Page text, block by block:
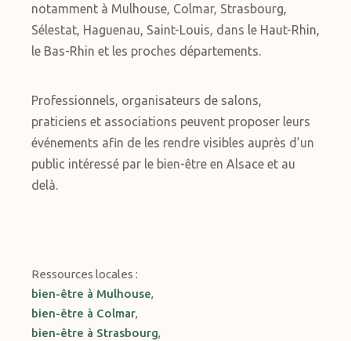
notamment à Mulhouse, Colmar, Strasbourg,
Sélestat, Haguenau, Saint-Louis, dans le Haut-Rhin,
le Bas-Rhin et les proches départements.
Professionnels, organisateurs de salons,
praticiens et associations peuvent proposer leurs
événements afin de les rendre visibles auprès d’un
public intéressé par le bien-être en Alsace et au
delà.
Ressources locales :
bien-être à Mulhouse,
bien-être à Colmar,
bien-être à Strasbourg,